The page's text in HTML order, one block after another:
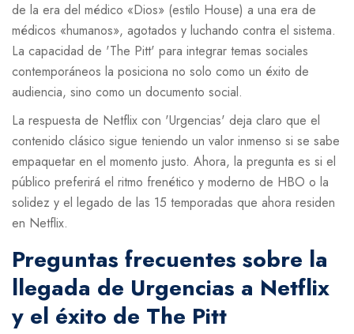
de la era del médico «Dios» (estilo House) a una era de
médicos «humanos», agotados y luchando contra el sistema.
La capacidad de 'The Pitt' para integrar temas sociales
contemporáneos la posiciona no solo como un éxito de
audiencia, sino como un documento social.
La respuesta de Netflix con 'Urgencias' deja claro que el
contenido clásico sigue teniendo un valor inmenso si se sabe
empaquetar en el momento justo. Ahora, la pregunta es si el
público preferirá el ritmo frenético y moderno de HBO o la
solidez y el legado de las 15 temporadas que ahora residen
en Netflix.
Preguntas frecuentes sobre la
llegada de Urgencias a Netflix
y el éxito de The Pitt